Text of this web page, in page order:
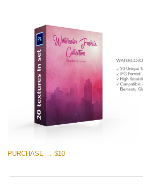
PURCHASE → $10